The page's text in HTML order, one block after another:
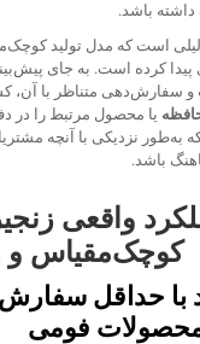
باشد.
است که مدل تولید
کرده است. به جای
سفارش‌دهی متناظر با آن،
یا محصول مرتبط را در
به‌طور نزدیکی با آنچه
باشد.
واقعی
کوچک‌مقیاس و